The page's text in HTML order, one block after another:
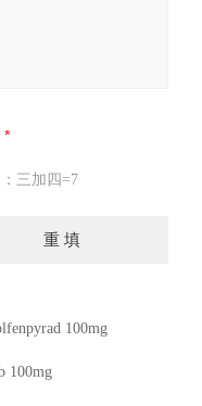
三加四=7
100mg
100mg